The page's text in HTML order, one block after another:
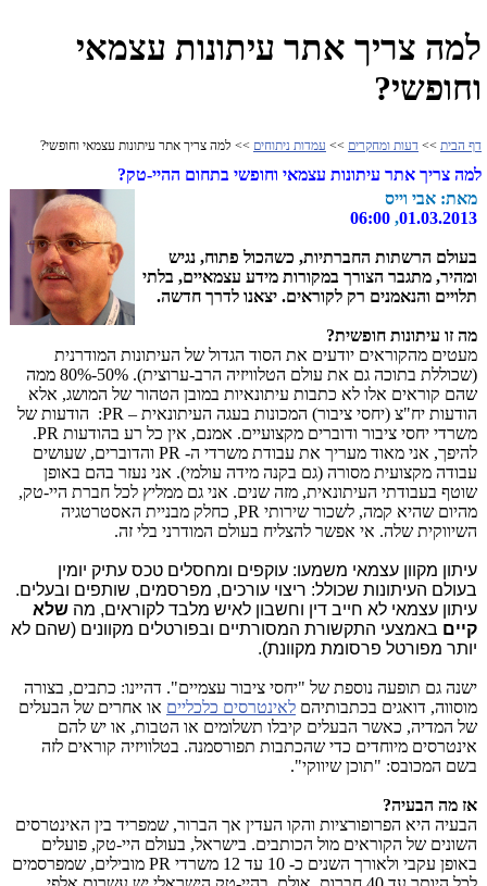
למה צריך אתר עיתונות עצמאי
וחופשי?
דף הבית >> דעות ומחקרים >> עמדות ניתוחים >> למה צריך אתר עיתונות עצמאי וחופשי?
למה צריך אתר עיתונות עצמאי וחופשי בתחום ההיי-טק?
מאת: אבי וייס
01.03.2013
,
06:00
בעולם הרשתות החברתיות, כשהכול פתוח, נגיש
ומהיר, מתגבר הצורך במקורות מידע עצמאיים, בלתי
תלויים והנאמנים רק לקוראים. יצאנו לדרך חדשה.
מה זו עיתונות חופשית?
מעטים מהקוראים יודעים את הסוד הגדול של העיתונות המודרנית
(שכוללת בתוכה גם את עולם הטלוויזיה הרב-ערוצית). 50%-80% ממה
שהם קוראים אלו לא כתבות עיתונאיות במובן הטהור של המושג, אלא
הודעות יח"צ (יחסי ציבור) המכונות בעגה העיתונאית – PR: הודעות של
משרדי יחסי ציבור ודוברים מקצועיים. אמנם, אין כל רע בהודעות PR
.
להיפך, אני מאוד מעריך את עבודת משרדי ה- PR והדוברים, שעושים
עבודה מקצועית מסורה (גם בקנה מידה עולמי). אני נעזר בהם באופן
שוטף בעבודתי העיתונאית, מזה שנים. אני גם ממליץ לכל חברת היי-טק,
מהיום שהיא קמה, לשכור שירותי PR, כחלק מבניית האסטרטגיה
השיווקית שלה. אי אפשר להצליח בעולם המודרני בלי זה.
עיתון מקוון עצמאי משמעו: עוקפים ומחסלים טכס עתיק יומין
בעולם העיתונות שכולל: ריצוי עורכים, מפרסמים, שותפים ובעלים.
עיתון עצמאי לא חייב דין וחשבון לאיש מלבד לקוראים, מה שלא
קיים באמצעי התקשורת המסורתיים ובפורטלים מקוונים (שהם לא
יותר מפורטל פרסומת מקוונת).
ישנה גם תופעה נוספת של "יחסי ציבור עצמיים". דהיינו: כתבים, בצורה
מוסווה, דואגים בכתבותיהם לאינטרסים כלכליים או אחרים של הבעלים
של המדיה, כאשר הבעלים קיבלו תשלומים או הטבות, או יש להם
אינטרסים מיוחדים כדי שהכתבות תפורסמנה. בטלוויזיה קוראים לזה
בשם המכובס: "תוכן שיווקי".
אז מה הבעיה?
הבעיה היא הפרופורציות והקו העדין אך הברור, שמפריד בין האינטרסים
השונים של הקוראים מול הכותבים. בישראל, בעולם היי-טק, פועלים
באופן עקבי ולאורך השנים כ- 10 עד 12 משרדי
PR מובילים, שמפרסמים